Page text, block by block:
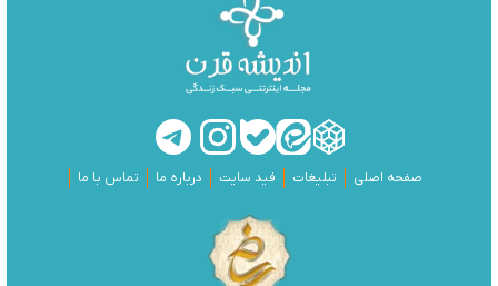
صفحه اصلی تبلیغات فید سایت درباره ما تماس با ما